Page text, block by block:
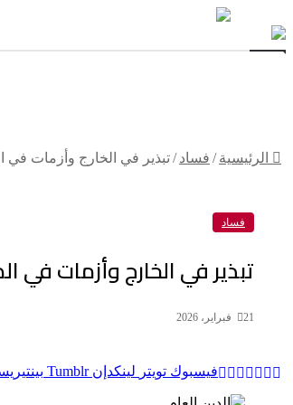
الرئيسية / فساد /تبذير في الخارج وأزمات في
فساد
تبذير في الخارج وأزمات في
21 فبراير، 2026
فيسبوك تويتر لينكدإن